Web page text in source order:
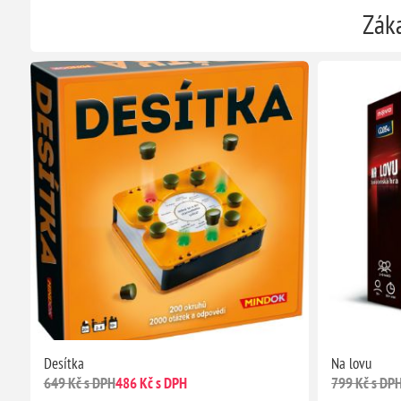
Desítka
649 Kč s DPH486 Kč s DPH
Na lovu
799 Kč s